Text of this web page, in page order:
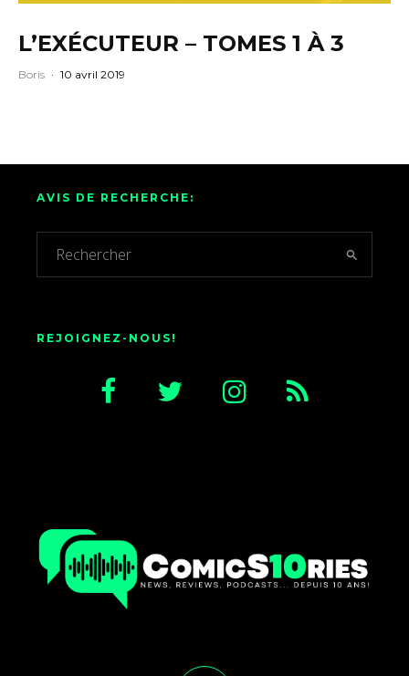
L’EXÉCUTEUR – TOMES 1 À 3
Boris · 10 avril 2019
AVIS DE RECHERCHE:
REJOIGNEZ-NOUS!